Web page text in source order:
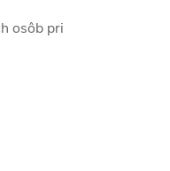
osôb pri